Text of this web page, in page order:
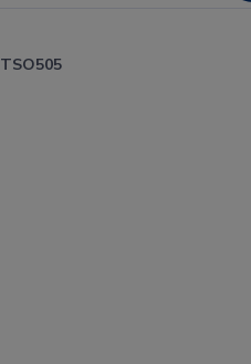
TSO505